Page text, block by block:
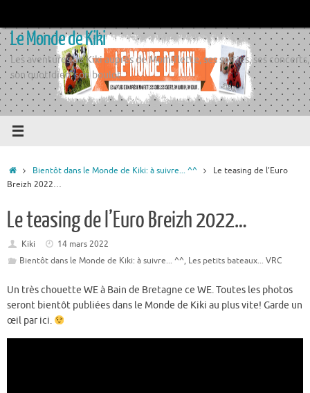
contenu
Le Monde de Kiki
Les aventures de Kiki auprès de Momiflette, ses sorties, ses concerts,
son quotidien, son boulot
AccueilBientôt dans le Monde de Kiki: à suivre... ^^
Le teasing de l’Euro
Breizh 2022…
Le teasing de l’Euro Breizh 2022…
Kiki
14 mars 2022
Bientôt dans le Monde de Kiki: à suivre... ^^, Les petits bateaux... VRC
Un très chouette WE à Bain de Bretagne ce WE. Toutes les photos
seront bientôt publiées dans le Monde de Kiki au plus vite! Garde un
œil par ici.